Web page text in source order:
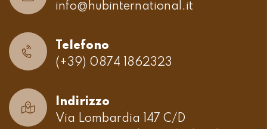
info@hubinternational.it
Telefono
(+39) 0874 1862323
Indirizzo
Via Lombardia 147 C/D